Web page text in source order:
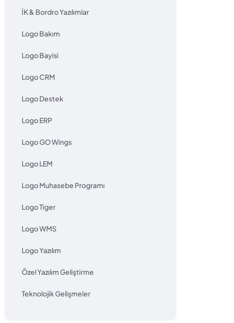
İK & Bordro Yazılımlar
Logo Bakım
Logo Bayisi
Logo CRM
Logo Destek
Logo ERP
Logo GO Wings
Logo LEM
Logo Muhasebe Programı
Logo Tiger
Logo WMS
Logo Yazılım
Özel Yazılım Geliştirme
Teknolojik Gelişmeler